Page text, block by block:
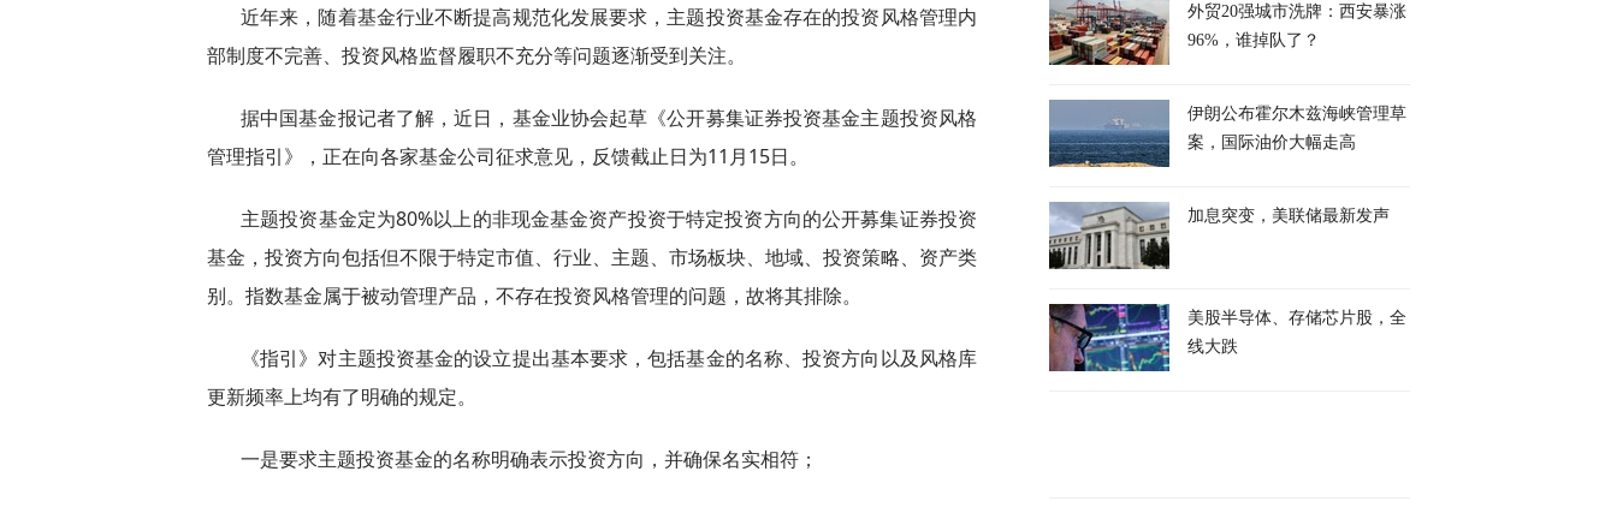
近年来，随着基金行业不断提高规范化发展要求，主题投资基金存在的投资风格管理内
部制度不完善、投资风格监督履职不充分等问题逐渐受到关注。
据中国基金报记者了解，近日，基金业协会起草《公开募集证券投资基金主题投资风格
管理指引》，正在向各家基金公司征求意见，反馈截止日为11月15日。
主题投资基金定为80%以上的非现金基金资产投资于特定投资方向的公开募集证券投资
基金，投资方向包括但不限于特定市值、行业、主题、市场板块、地域、投资策略、资产类
别。指数基金属于被动管理产品，不存在投资风格管理的问题，故将其排除。
《指引》对主题投资基金的设立提出基本要求，包括基金的名称、投资方向以及风格库
更新频率上均有了明确的规定。
一是要求主题投资基金的名称明确表示投资方向，并确保名实相符；
外贸20强城市洗牌：西安暴涨
96%，谁掉队了？
伊朗公布霍尔木兹海峡管理草
案，国际油价大幅走高
加息突变，美联储最新发声
美股半导体、存储芯片股，全
线大跌